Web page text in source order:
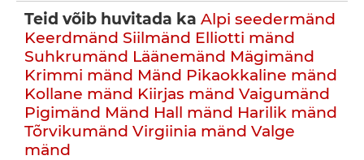
Teid võib huvitada ka Alpi seedermänd
Keerdmänd Siilmänd Elliotti mänd
Suhkrumänd Läänemänd Mägimänd
Krimmi mänd Mänd Pikaokkaline mänd
Kollane mänd Kiirjas mänd Vaigumänd
Pigimänd Mänd Hall mänd Harilik mänd
Tõrvikumänd Virgiinia mänd Valge
mänd